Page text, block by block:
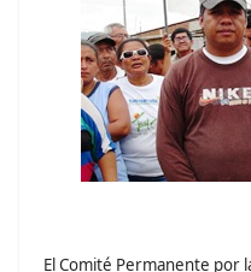
El Comité Permanente por